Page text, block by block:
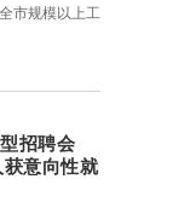
市规模以上工
招聘会
意向性就